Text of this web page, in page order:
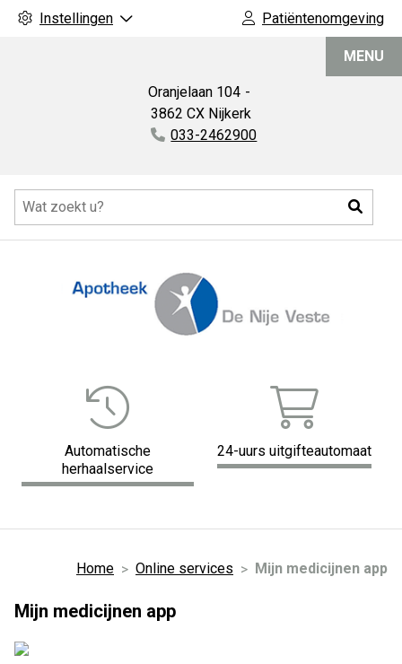
Instellingen Patiëntenomgeving
Oranjelaan 104
3862 CX Nijkerk
Tel:
033-2462900
MENU
Automatische
herhaalservice
24-uurs uitgifteautomaat
Home Online services Mijn medicijnen app
Mijn medicijnen app